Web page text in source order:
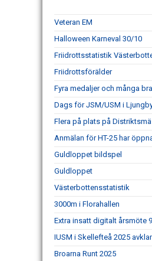
Veteran EM
Halloween Karneval 30/10
Friidrottsstatistik
Friidrottsförälder
Fyra medaljer och många
Dags för JSM/USM i
Flera på plats på
Anmälan för HT-25 har
Guldloppet bildspel
Guldloppet
Västerbottensstatistik
3000m i Florahallen
Extra insatt digitalt årsmöte
IUSM i Skellefteå 2025
Broarna Runt 2025